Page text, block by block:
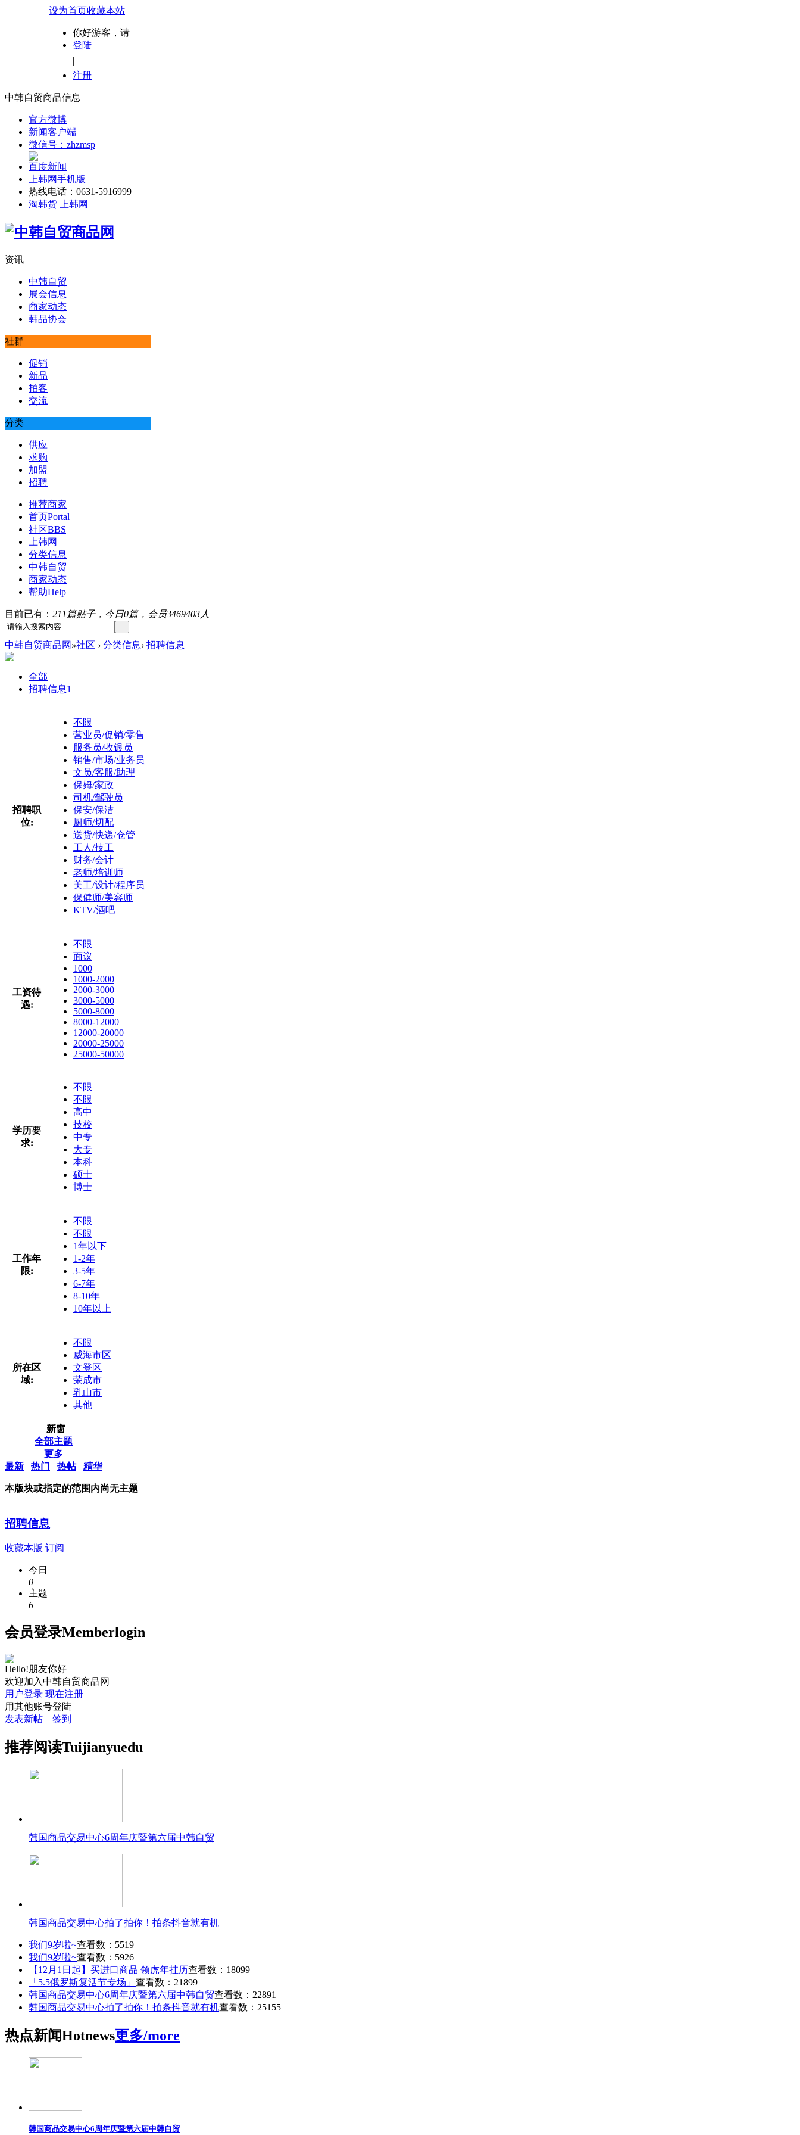
设为首页收藏本站
你好游客，请
登陆
|
注册
中韩自贸商品信息
官方微博
新闻客户端
微信号：zhzmsp
百度新闻
上韩网手机版
热线电话：0631-5916999
淘韩货 上韩网
资讯
中韩自贸
展会信息
商家动态
韩品协会
社群
促销
新品
拍客
交流
分类
供应
求购
加盟
招聘
推荐商家
首页Portal
社区BBS
上韩网
分类信息
中韩自贸
商家动态
帮助Help
目前已有： 211篇贴子，今日0篇，会员3469403人
中韩自贸商品网 »社区 › 分类信息› 招聘信息
全部
招聘信息1
招聘职
位:
不限
营业员/促销/零售
服务员/收银员
销售/市场/业务员
文员/客服/助理
保姆/家政
司机/驾驶员
保安/保洁
厨师/切配
送货/快递/仓管
工人/技工
财务/会计
老师/培训师
美工/设计/程序员
保健师/美容师
KTV/酒吧
工资待
遇:
不限
面议
1000
1000-2000
2000-3000
3000-5000
5000-8000
8000-12000
12000-20000
20000-25000
25000-50000
学历要
求:
不限
不限
高中
技校
中专
大专
本科
硕士
博士
工作年
限:
不限
不限
1年以下
1-2年
3-5年
6-7年
8-10年
10年以上
所在区
域:
不限
威海市区
文登区
荣成市
乳山市
其他
新窗
全部主题
更多
最新
热门 热帖 精华
本版块或指定的范围内尚无主题
招聘信息
收藏本版 订阅
今日
0
主题
6
会员登录Memberlogin
Hello!朋友你好
欢迎加入中韩自贸商品网
用户登录 现在注册
用其他账号登陆
发表新帖
签到
推荐阅读Tuijianyuedu
韩国商品交易中心6周年庆暨第六届中韩自贸
韩国商品交易中心拍了拍你！拍条抖音就有机
我们9岁啦~查看数：5519
我们9岁啦~查看数：5926
【12月1日起】买进口商品 领虎年挂历查看数：18099
「5.5俄罗斯复活节专场」 查看数：21899
韩国商品交易中心6周年庆暨第六届中韩自贸查看数：22891
韩国商品交易中心拍了拍你！拍条抖音就有机查看数：25155
热点新闻Hotnews更多/more
韩国商品交易中心6周年庆暨第六届中韩自贸